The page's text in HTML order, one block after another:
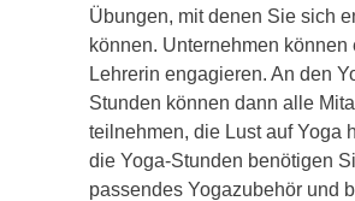
Übungen, mit denen Sie sich
können. Unternehmen können
Lehrerin engagieren. An den
Stunden können dann alle
teilnehmen, die Lust auf Yoga
die Yoga-Stunden benötigen
passendes Yogazubehör und